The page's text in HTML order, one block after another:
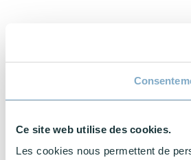
Ce site web utilise des cookies.
Les cookies nous permettent de